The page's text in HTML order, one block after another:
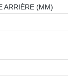
ARRIÈRE (MM)